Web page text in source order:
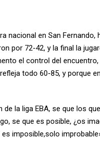
nacional en San
por 72-42, y la final la
el control del
todo 60-85, y porque
la liga EBA, se que los
se que es posible, ¿os
imposible,solo